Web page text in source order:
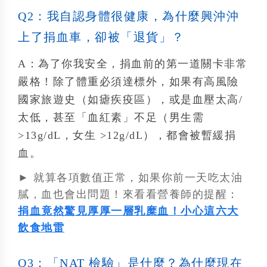
Q2：我自認身體很健康，為什麼興沖沖
上了捐血車，卻被「退貨」？
A： 為了你我安全，捐血前的第一道關卡非常
嚴格！除了體重必須達標外，如果有高風險
國家旅遊史（如瘧疾疫區），或是血壓太高/
太低，甚至「血紅素」不足（男生需
>13g/dL，女生 >12g/dL），都會被暫緩捐
血。
► 就算各項數值正常，如果你前一天吃太油
膩，血也會出問題！來看看營養師的提醒：
捐血竟然驚見厚厚一層乳糜血！小心這六大
飲食地雷
Q3：「NAT 檢驗」是什麼？為什麼現在